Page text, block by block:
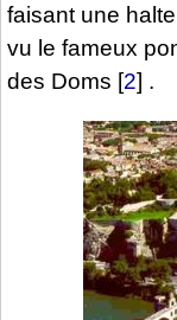
faisant une
vu le fameux
des Doms [2] .